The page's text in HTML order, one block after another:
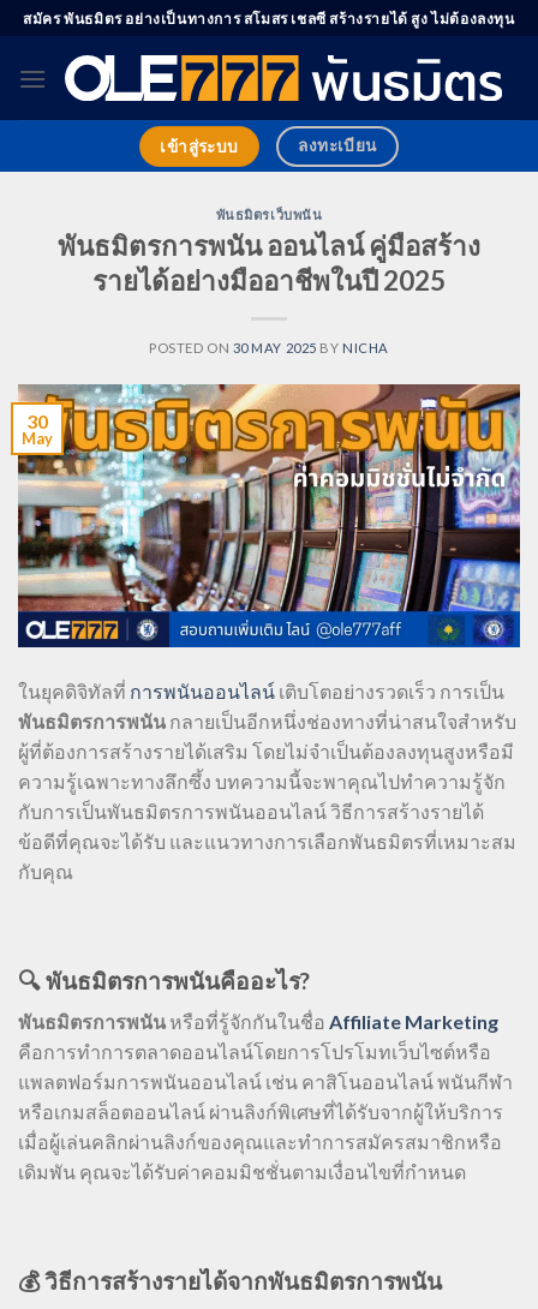
Skip
to
content
สมัคร พันธมิตร อย่างเป็นทางการ สโมสร เชลซี สร้างรายได้ สูง ไม่ต้องลงทุน
เข้าสู่ระบบ ลงทะเบียน
พันธมิตรเว็บพนัน
พันธมิตรการพนัน ออนไลน์ คู่มือสร้าง
รายได้อย่างมืออาชีพในปี 2025
POSTED ON 30 MAY 2025 BY NICHA
30
May
ในยุคดิจิทัลที่ การพนันออนไลน์ เติบโตอย่างรวดเร็ว การเป็น
พันธมิตรการพนัน กลายเป็นอีกหนึ่งช่องทางที่น่าสนใจสำหรับ
ผู้ที่ต้องการสร้างรายได้เสริม โดยไม่จำเป็นต้องลงทุนสูงหรือมี
ความรู้เฉพาะทางลึกซึ้ง บทความนี้จะพาคุณไปทำความรู้จัก
กับการเป็นพันธมิตรการพนันออนไลน์ วิธีการสร้างรายได้
ข้อดีที่คุณจะได้รับ และแนวทางการเลือกพันธมิตรที่เหมาะสม
กับคุณ
🔍 พันธมิตรการพนันคืออะไร?
พันธมิตรการพนัน หรือที่รู้จักกันในชื่อ Affiliate Marketing
คือการทำการตลาดออนไลน์โดยการโปรโมทเว็บไซต์หรือ
แพลตฟอร์มการพนันออนไลน์ เช่น คาสิโนออนไลน์ พนันกีฬา
หรือเกมสล็อตออนไลน์ ผ่านลิงก์พิเศษที่ได้รับจากผู้ให้บริการ
เมื่อผู้เล่นคลิกผ่านลิงก์ของคุณและทำการสมัครสมาชิกหรือ
เดิมพัน คุณจะได้รับค่าคอมมิชชั่นตามเงื่อนไขที่กำหนด
💰 วิธีการสร้างรายได้จากพันธมิตรการพนัน